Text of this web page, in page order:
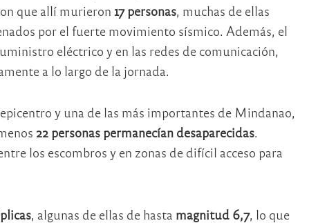
que allí murieron 17 personas, muchas de ellas
por el fuerte movimiento sísmico. Además, el
eléctrico y en las redes de comunicación,
a lo largo de la jornada.
y una de las más importantes de Mindanao,
22 personas permanecían desaparecidas.
los escombros y en zonas de difícil acceso para
, algunas de ellas de hasta magnitud 6,7, lo que